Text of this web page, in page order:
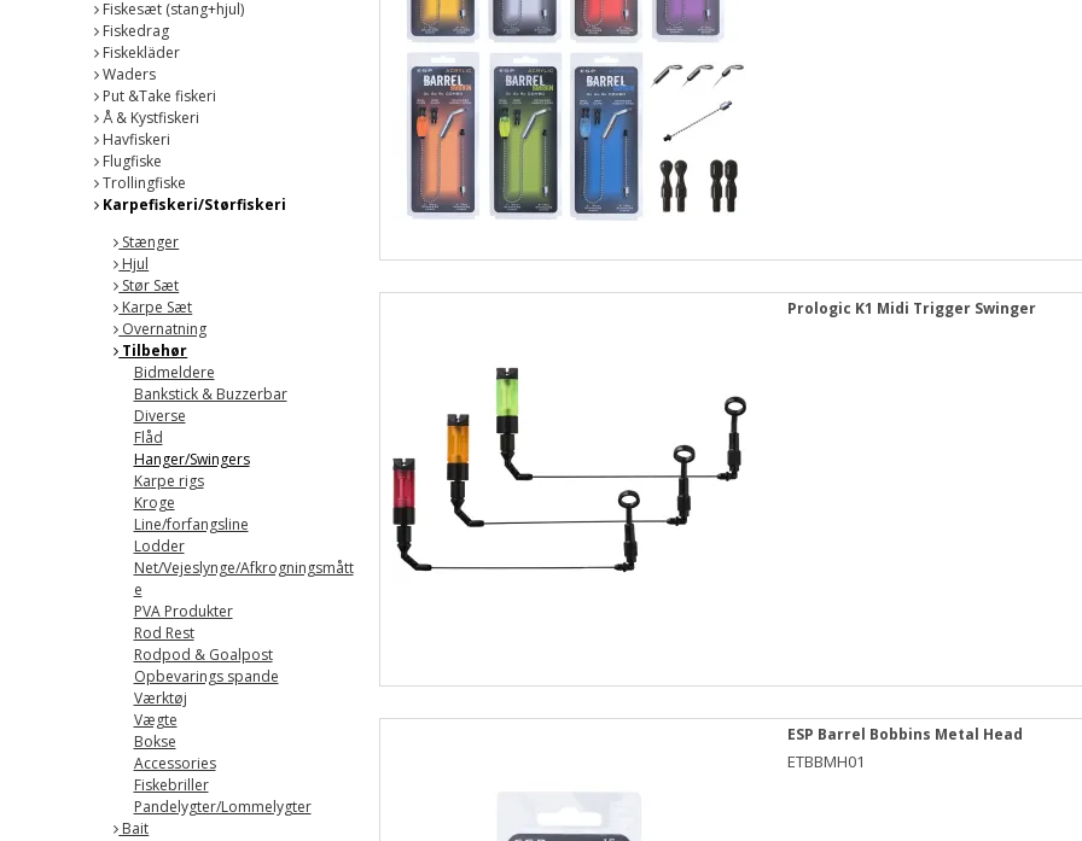
Fiskesæt (stang+hjul)
Fiskedrag
Fiskekläder
Waders
Put &Take fiskeri
Å & Kystfiskeri
Havfiskeri
Flugfiske
Trollingfiske
Karpefiskeri/Størfiskeri
Stænger
Hjul
Stør Sæt
Karpe Sæt
Overnatning
Tilbehør
Bidmeldere
Bankstick & Buzzerbar
Diverse
Flåd
Hanger/Swingers
Karpe rigs
Kroge
Line/forfangsline
Lodder
Net/Vejeslynge/Afkrogningsmått
e
PVA Produkter
Rod Rest
Rodpod & Goalpost
Opbevarings spande
Værktøj
Vægte
Bokse
Accessories
Fiskebriller
Pandelygter/Lommelygter
Bait
Prologic K1 Midi Trigger Swinger
ESP Barrel Bobbins Metal Head
ETBBMH01